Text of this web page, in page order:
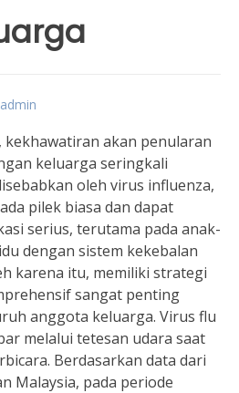
admin
kekhawatiran akan penularan
keluarga seringkali
oleh virus influenza,
pilek biasa dan dapat
serius, terutama pada anak-
dengan sistem kekebalan
karena itu, memiliki strategi
sangat penting
anggota keluarga. Virus flu
melalui tetesan udara saat
Berdasarkan data dari
Malaysia, pada periode